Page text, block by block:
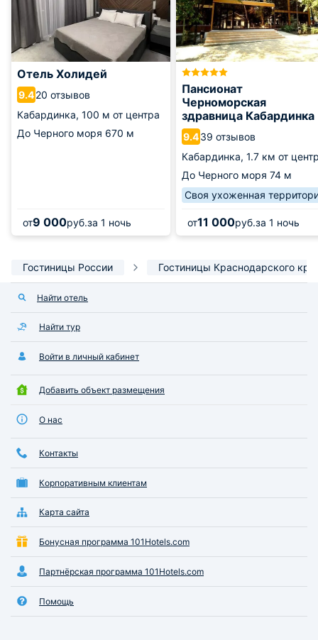
Отель Холидей
9.420 отзывов
Кабардинка, 100 м от центра
До Черного моря 670 м
от9 000руб.за 1 ночь
Пансионат
Черноморская
здравница Кабардинка
9.439 отзывов
Кабардинка, 1.7 км от
До Черного моря 74 м
Своя ухоженная
от11 000руб.за 1 ночь
Гостиницы России Гостиницы Краснодарского
Найти отель
Найти тур
Войти в личный кабинет
Добавить объект размещения
О нас
Контакты
Корпоративным клиентам
Карта сайта
Бонусная программа 101Hotels.com
Партнёрская программа 101Hotels.com
Помощь